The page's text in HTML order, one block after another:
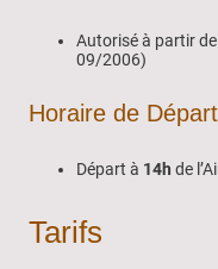
Autorisé à partir
09/2006)
Horaire de Départ
Départ à 14h de
Tarifs